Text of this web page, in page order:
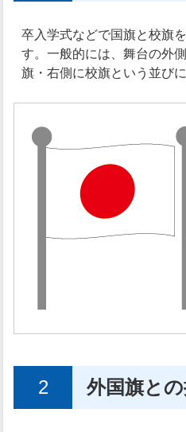
卒入学式などで国旗と校旗
す。一般的には、舞台の外
旗・右側に校旗という並びに
2 外国旗と